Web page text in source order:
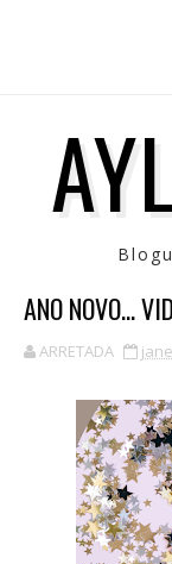
ANO NOVO...
ARRETADA